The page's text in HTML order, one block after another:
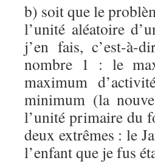
b) soit que le
l’unité aléatoire
j’en fais, c’est-à-
nombre 1 : le
maximum
minimum (la
l’unité primaire du
deux extrêmes : le
l’enfant que je fus